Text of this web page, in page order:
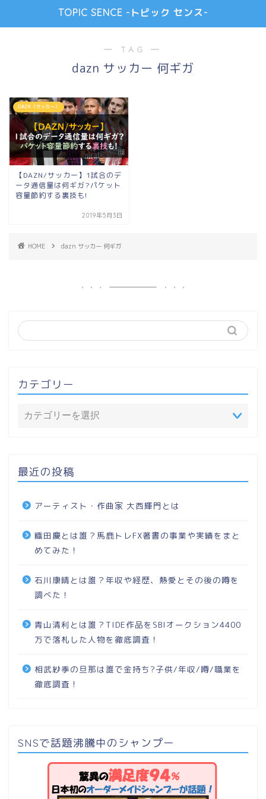
TOPIC SENCE -トピック センス-
― TAG ―
dazn サッカー 何ギガ
DAZN（サッカー）
【DAZN/サッカー】1試合のデ
ータ通信量は何ギガ?パケット
容量節約する裏技も!
2019年5月3日
HOME dazn サッカー 何ギガ
カテゴリー
最近の投稿
アーティスト・作曲家 大西輝門とは
織田慶とは誰？馬鹿トレFX著書の事業や実績をまと
めてみた！
石川康晴とは誰？年収や経歴、熱愛とその後の噂を
調べた！
青山清利とは誰？TIDE作品をSBIオークション4400
万で落札した人物を徹底調査！
相武紗季の旦那は誰で金持ち?子供/年収/噂/職業を
徹底調査！
SNSで話題沸騰中のシャンプー